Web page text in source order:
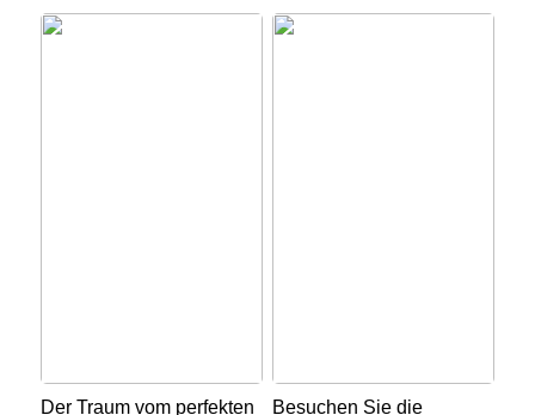
Der Traum vom perfekten
Besuchen Sie die